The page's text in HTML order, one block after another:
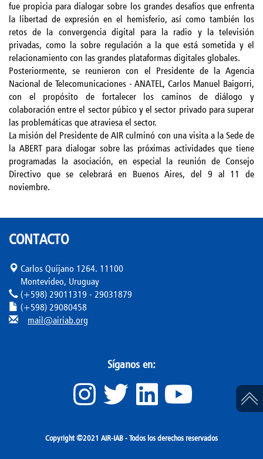
fue propicia para dialogar sobre los grandes desafíos que enfrenta
la libertad de expresión en el hemisferio, así como también los
retos de la convergencia digital para la radio y la televisión
privadas, como la sobre regulación a la que está sometida y el
relacionamiento con las grandes plataformas digitales globales.
Posteriormente, se reunieron con el Presidente de la Agencia
Nacional de Telecomunicaciones - ANATEL, Carlos Manuel Baigorri,
con el propósito de fortalecer los caminos de diálogo y
colaboración entre el sector púbico y el sector privado para superar
las problemáticas que atraviesa el sector.
La misión del Presidente de AIR culminó con una visita a la Sede de
la ABERT para dialogar sobre las próximas actividades que tiene
programadas la asociación, en especial la reunión de Consejo
Directivo que se celebrará en Buenos Aires, del 9 al 11 de
noviembre.
CONTACTO
Carlos Quijano 1264. 11100
Montevideo, Uruguay
(+598) 29011319 - 29031879
(+598) 29080458
mail@airiab.org
Síganos en:
Copyright ©2021 AIR-IAB - Todos los derechos reservados